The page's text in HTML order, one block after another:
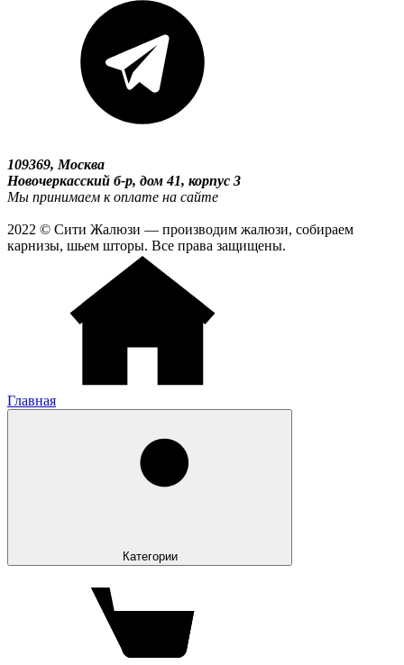
109369, Москва
Новочеркасский б-р, дом 41, корпус 3
Мы принимаем к оплате на сайте
2022 © Сити Жалюзи — производим жалюзи, собираем
карнизы, шьем шторы. Все права защищены.
Главная
Категории